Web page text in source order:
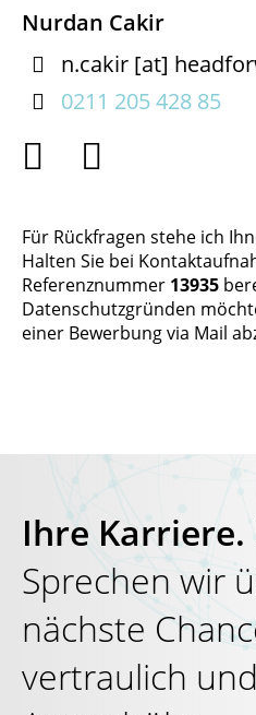
Nurdan Cakir

n.cakir [at]

0211 205 428 85
 
Für Rückfragen stehe ich
Halten Sie bei
Referenznummer 13935
Datenschutzgründen
einer Bewerbung via Mail
Ihre
Sprechen wir
nächste
vertraulich